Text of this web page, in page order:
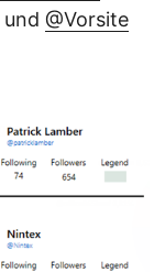
und @Vorsite